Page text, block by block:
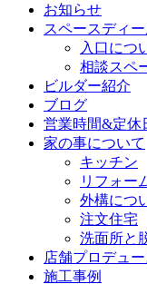
お知らせ
スペースディ
入口につ
相談スペ
ビルダー紹介
ブログ
営業時間&定休
家の事について
キッチン
リフォー
外構につ
注文住宅
洗面所と
店舗プロデュー
施工事例